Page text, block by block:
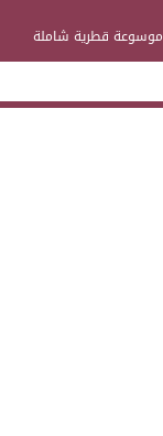
موسوعة قطرية شاملة